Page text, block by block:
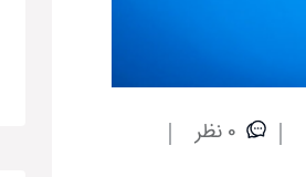
0 نظر